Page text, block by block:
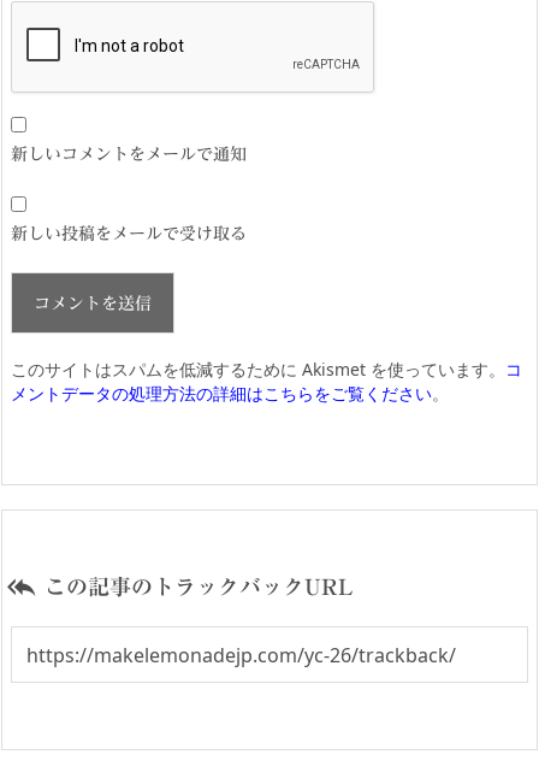
新しいコメントをメールで通知
新しい投稿をメールで受け取る
このサイトはスパムを低減するために Akismet を使っています。
コ
メントデータの処理方法の詳細はこちらをご覧ください。
 この記事のトラックバックURL